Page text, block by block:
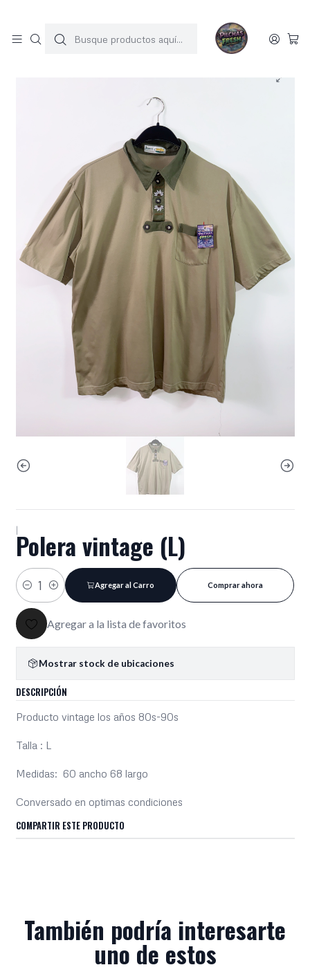
Inicio POLERAS Polera vintage (L)
|Polera vintage (L)
Cantidad
Agregar al Carro Comprar ahora
Agregar a la lista de favoritos
Mostrar stock de ubicaciones
DESCRIPCIÓN
Producto vintage los años 80s-90s
Talla : L
Medidas: 60 ancho 68 largo
Conversado en optimas condiciones
COMPARTIR ESTE PRODUCTO
También podría interesarte
uno de estos